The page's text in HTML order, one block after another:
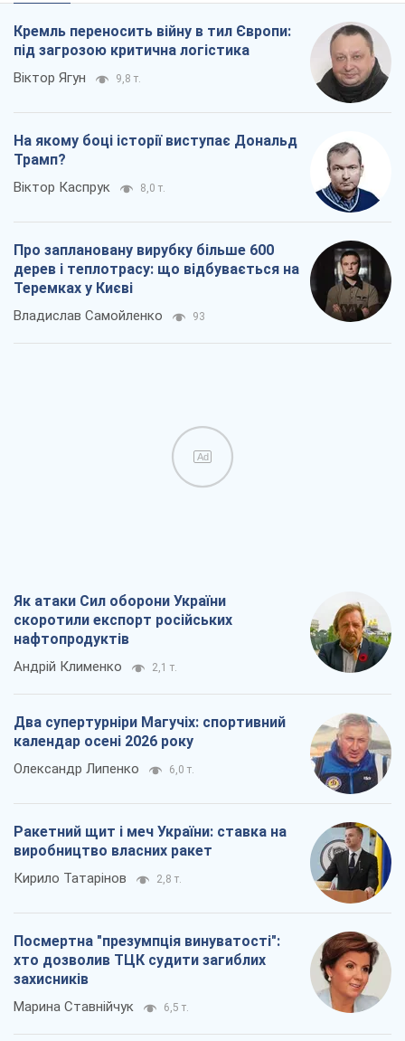
Кремль переносить війну в тил Європи:
під загрозою критична логістика
Віктор Ягун 9,8 т.
На якому боці історії виступає Дональд
Трамп?
Віктор Каспрук 8,0 т.
Про заплановану вирубку більше 600
дерев і теплотрасу: що відбувається на
Теремках у Києві
Владислав Самойленко 93
Ad
Як атаки Сил оборони України
скоротили експорт російських
нафтопродуктів
Андрій Клименко 2,1 т.
Два супертурніри Магучіх: спортивний
календар осені 2026 року
Олександр Липенко 6,0 т.
Ракетний щит і меч України: ставка на
виробництво власних ракет
Кирило Татарінов 2,8 т.
Посмертна "презумпція винуватості":
хто дозволив ТЦК судити загиблих
захисників
Марина Ставнійчук 6,5 т.